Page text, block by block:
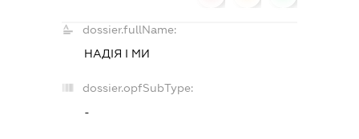
dossier.fullName:
НАДІЯ І МИ
dossier.opfSubType:
-